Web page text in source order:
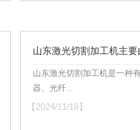
山东激光切割加工机主
山东激光切割加工机是一种
器、光纤...
【2024/11/18】